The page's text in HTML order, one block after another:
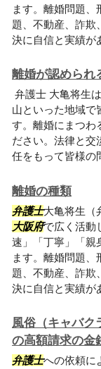
ます。離婚問題、
題、不動産、詐欺、
決に自信と実績が
離婚が認められ
弁護士 大亀将生は
山といった地域で
す。離婚にまつわ
ださい。法律と交
任をもって皆様の
離婚の種類
弁護士大亀将生（
大阪府で広く活動
速」「丁寧」「親
ます。離婚問題、
題、不動産、詐欺、
決に自信と実績が
風俗（キャバク
の高額請求の金
弁護士への依頼に